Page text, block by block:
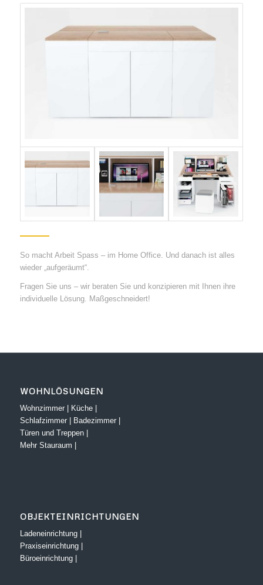
So macht Arbeit Spass – im Home Office. Und danach ist alles
wieder „aufgeräumt“.
Fragen Sie uns – wir beraten Sie und konzipieren mit Ihnen ihre
individuelle Lösung. Maßgeschneidert!
WOHNLÖSUNGEN
Wohnzimmer Küche
Schlafzimmer
Badezimmer
Türen und Treppen
Mehr Stauraum
OBJEKTEINRICHTUNGEN
Ladeneinrichtung
Praxiseinrichtung|
Büroeinrichtung|